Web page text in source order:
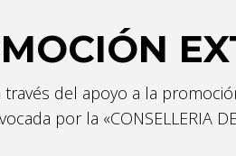
a través del apoyo a la
por la «CONSELLERIA